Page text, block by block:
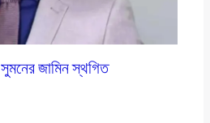
সুমনের জামিন স্থগিত